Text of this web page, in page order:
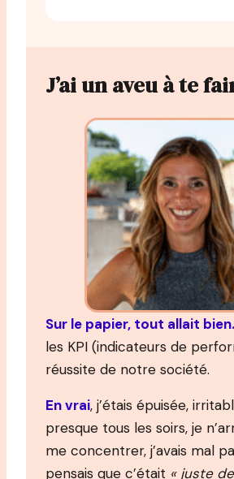
J’ai un aveu à te
Sur le papier, tout allait bien.
les KPI (indicateurs de
réussite de notre société.
En vrai, j’étais épuisée,
presque tous les soirs, je
me concentrer, j’avais mal
pensais que c’était « juste